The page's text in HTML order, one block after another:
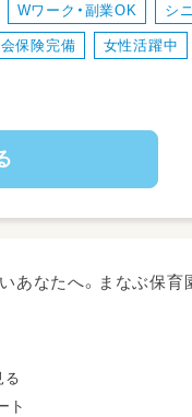
＞
作業/ブレスチェック/休
活動(室内遊び/お散歩)
Wワーク・副業OK シ
保険完備 女性活躍中
あなたへ。まなぶ保育
る
ト